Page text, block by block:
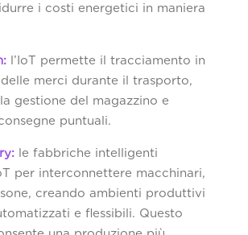
i costi energetici in maniera
l’IoT permette il tracciamento in
merci durante il trasporto,
gestione del magazzino e
puntuali.
le fabbriche intelligenti
per interconnettere macchinari,
creando ambienti produttivi
e flessibili. Questo